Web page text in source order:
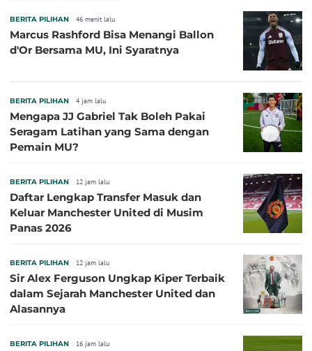
BERITA PILIHAN 46 menit lalu
Marcus Rashford Bisa Menangi Ballon
d'Or Bersama MU, Ini Syaratnya
BERITA PILIHAN 4 jam lalu
Mengapa JJ Gabriel Tak Boleh Pakai
Seragam Latihan yang Sama dengan
Pemain MU?
BERITA PILIHAN 12 jam lalu
Daftar Lengkap Transfer Masuk dan
Keluar Manchester United di Musim
Panas 2026
BERITA PILIHAN 12 jam lalu
Sir Alex Ferguson Ungkap Kiper Terbaik
dalam Sejarah Manchester United dan
Alasannya
BERITA PILIHAN 16 jam lalu